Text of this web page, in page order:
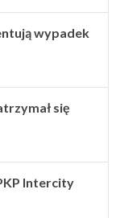
wypadek
się
Intercity